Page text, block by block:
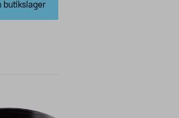
butikslager